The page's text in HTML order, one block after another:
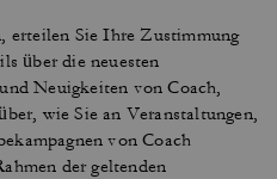
erteilen Sie Ihre Zustimmung
über die neuesten
Neuigkeiten von Coach,
wie Sie an Veranstaltungen,
von Coach
der geltenden